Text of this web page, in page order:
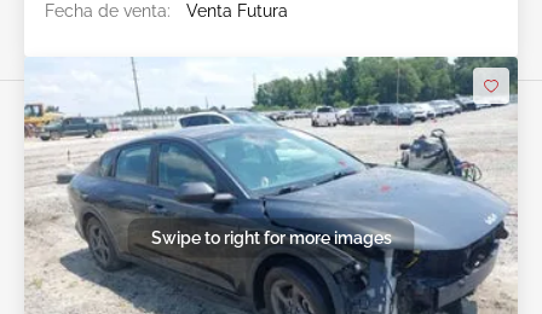
Fecha de venta:
Venta Futura
Swipe to right for more images